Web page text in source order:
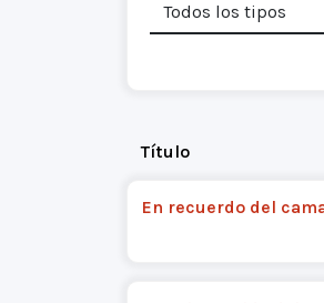
Título
En recuerdo del